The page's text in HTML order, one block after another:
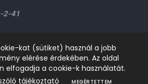
2-41
kft. 1134.Bp. Váci út 9-15
13.00+36205534995+36209906363
gsmzonakft@gmail.com
kat (sütiket) használ a jobb
elérése érdekében. Az oldal
elfogadja a cookie-k használatát.
tájékoztató
MEGÉRTETTEM